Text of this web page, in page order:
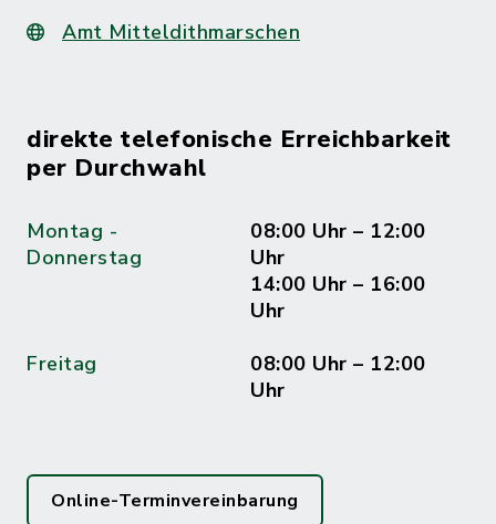
Amt Mitteldithmarschen
direkte telefonische Erreichbarkeit
per Durchwahl
Montag -
Donnerstag
08:00 Uhr – 12:00
Uhr
14:00 Uhr – 16:00
Uhr
Freitag
08:00 Uhr – 12:00
Uhr
Online-Terminvereinbarung